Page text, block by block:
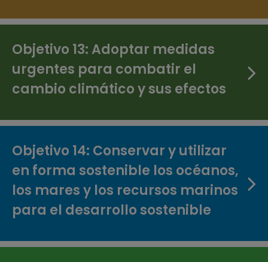
Objetivo 13: Adoptar medidas
urgentes para combatir el
cambio climático y sus efectos
Objetivo 14: Conservar y utilizar
en forma sostenible los océanos,
los mares y los recursos marinos
para el desarrollo sostenible